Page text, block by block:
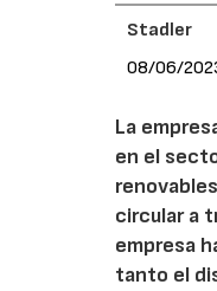
Stadler
08/06/
La
en el
circular a
empresa
tanto el